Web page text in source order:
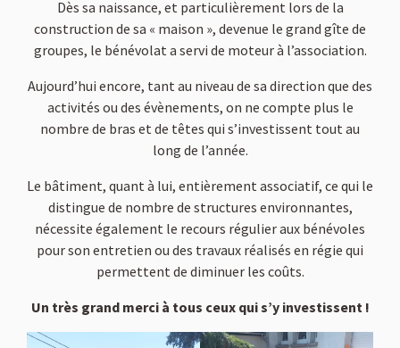
Dès sa naissance, et particulièrement lors de la
construction de sa « maison », devenue le grand gîte de
groupes, le bénévolat a servi de moteur à l’association.
Aujourd’hui encore, tant au niveau de sa direction que des
activités ou des évènements, on ne compte plus le
nombre de bras et de têtes qui s’investissent tout au
long de l’année.
Le bâtiment, quant à lui, entièrement associatif, ce qui le
distingue de nombre de structures environnantes,
nécessite également le recours régulier aux bénévoles
pour son entretien ou des travaux réalisés en régie qui
permettent de diminuer les coûts.
Un très grand merci à tous ceux qui s’y investissent !